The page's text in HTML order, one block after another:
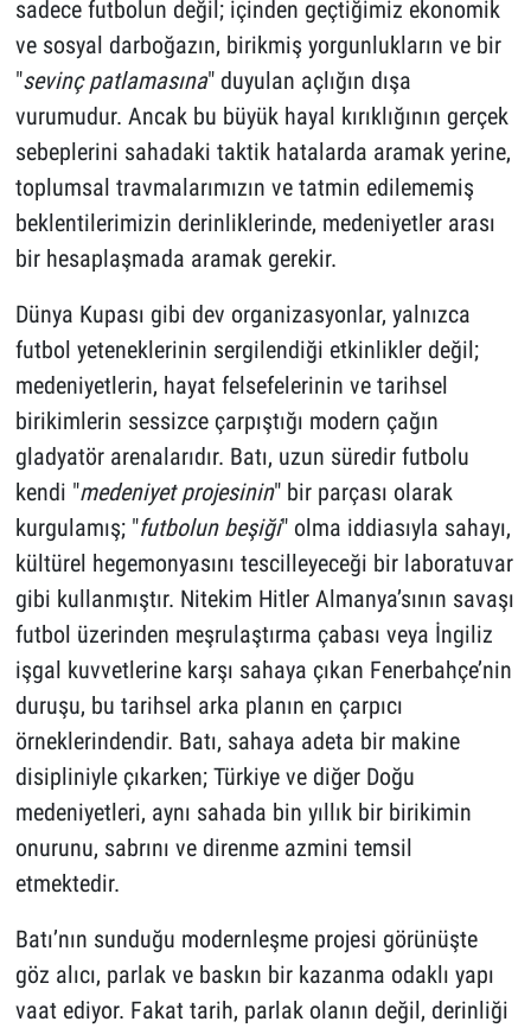
sadece futbolun değil; içinden geçtiğimiz ekonomik
ve sosyal darboğazın, birikmiş yorgunlukların ve bir
"sevinç patlamasına" duyulan açlığın dışa
vurumudur. Ancak bu büyük hayal kırıklığının gerçek
sebeplerini sahadaki taktik hatalarda aramak yerine,
toplumsal travmalarımızın ve tatmin edilememiş
beklentilerimizin derinliklerinde, medeniyetler arası
bir hesaplaşmada aramak gerekir.
Dünya Kupası gibi dev organizasyonlar, yalnızca
futbol yeteneklerinin sergilendiği etkinlikler değil;
medeniyetlerin, hayat felsefelerinin ve tarihsel
birikimlerin sessizce çarpıştığı modern çağın
gladyatör arenalarıdır. Batı, uzun süredir futbolu
kendi "medeniyet projesinin" bir parçası olarak
kurgulamış; "futbolun beşiği" olma iddiasıyla sahayı,
kültürel hegemonyasını tescilleyeceği bir laboratuvar
gibi kullanmıştır. Nitekim Hitler Almanya’sının savaşı
futbol üzerinden meşrulaştırma çabası veya İngiliz
işgal kuvvetlerine karşı sahaya çıkan Fenerbahçe’nin
duruşu, bu tarihsel arka planın en çarpıcı
örneklerindendir. Batı, sahaya adeta bir makine
disipliniyle çıkarken; Türkiye ve diğer Doğu
medeniyetleri, aynı sahada bin yıllık bir birikimin
onurunu, sabrını ve direnme azmini temsil
etmektedir.
Batı’nın sunduğu modernleşme projesi görünüşte
göz alıcı, parlak ve baskın bir kazanma odaklı yapı
vaat ediyor. Fakat tarih, parlak olanın değil, derinliği